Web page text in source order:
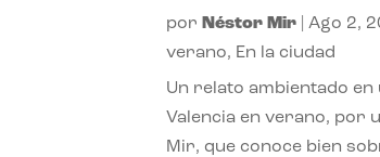
por Néstor Mir |Ago 2,
verano, En la ciudad
Un relato ambientado en
Valencia en verano, por
Mir, que conoce bien